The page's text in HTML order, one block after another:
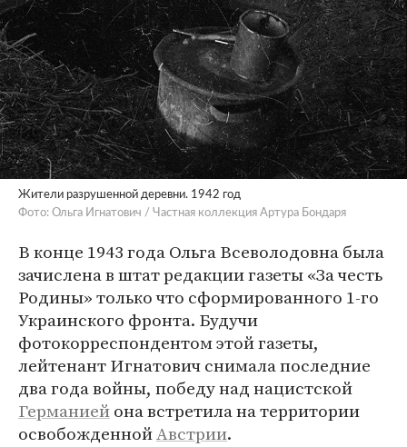
Жители разрушенной деревни. 1942 год
Фото: Ольга Игнатович / Частная коллекция Артура Бондаря
В конце 1943 года Ольга Всеволодовна была
зачислена в штат редакции газеты «За честь
Родины» только что сформированного 1-го
Украинского фронта. Будучи
фотокорреспондентом этой газеты,
лейтенант Игнатович снимала последние
два года войны, победу над нацистской
Германиейона встретила на территории
освобожденнойАвстрии.